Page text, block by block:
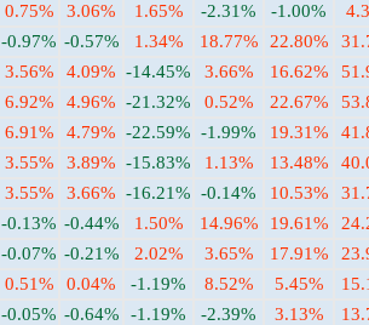
0.75% 3.06% 1.65% -2.31% -1.00%
-0.97% -0.57% 1.34% 18.77% 22.80%
3.56% 4.09% -14.45% 3.66% 16.62%
6.92% 4.96% -21.32% 0.52% 22.67%
6.91% 4.79% -22.59% -1.99% 19.31%
3.55% 3.89% -15.83% 1.13% 13.48%
3.55% 3.66% -16.21% -0.14% 10.53%
-0.13% -0.44% 1.50% 14.96% 19.61%
-0.07% -0.21% 2.02% 3.65% 17.91%
0.51% 0.04% -1.19% 8.52% 5.45%
-0.05% -0.64% -1.19% -2.39% 3.13%